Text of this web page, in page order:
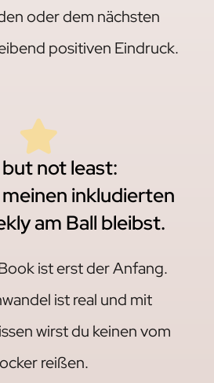
oder dem nächsten
positiven Eindruck.
not least:
inkludierten
am Ball bleibst.
ist erst der Anfang.
ist real und mit
wirst du keinen vom
reißen.